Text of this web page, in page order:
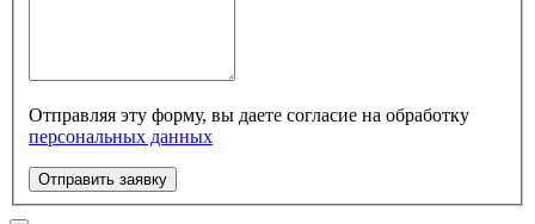
Отправляя эту форму, вы даете согласие на обработку
персональных данных
Отправить заявку